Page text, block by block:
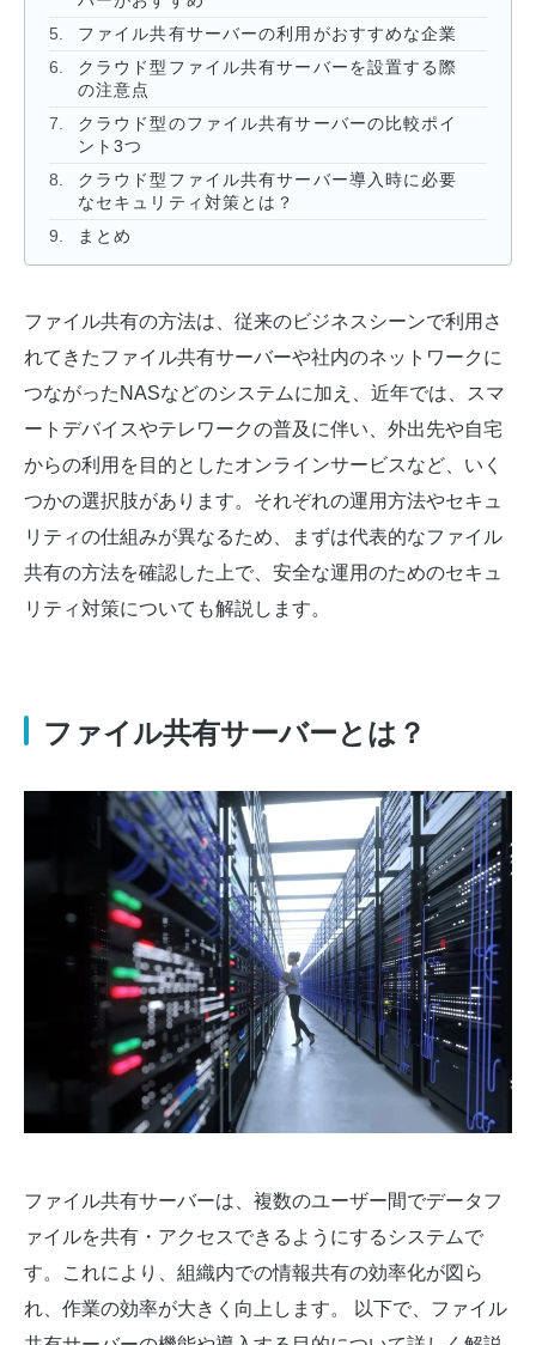
ファイル共有サーバーの利用がおすすめな企業
クラウド型ファイル共有サーバーを設置する際
の注意点
クラウド型のファイル共有サーバーの比較ポイ
ント3つ
クラウド型ファイル共有サーバー導入時に必要
なセキュリティ対策とは？
まとめ
ファイル共有の方法は、従来のビジネスシーンで利用さ
れてきたファイル共有サーバーや社内のネットワークに
つながったNASなどのシステムに加え、近年では、スマ
ートデバイスやテレワークの普及に伴い、外出先や自宅
からの利用を目的としたオンラインサービスなど、いく
つかの選択肢があります。それぞれの運用方法やセキュ
リティの仕組みが異なるため、まずは代表的なファイル
共有の方法を確認した上で、安全な運用のためのセキュ
リティ対策についても解説します。
ファイル共有サーバーとは？
ファイル共有サーバーは、複数のユーザー間でデータフ
ァイルを共有・アクセスできるようにするシステムで
す。これにより、組織内での情報共有の効率化が図ら
れ、作業の効率が大きく向上します。 以下で、ファイル